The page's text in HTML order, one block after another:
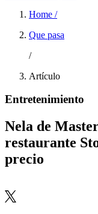
Home /
Que pasa
/
Artículo
Entretenimiento
Nela de
restaurante
precio